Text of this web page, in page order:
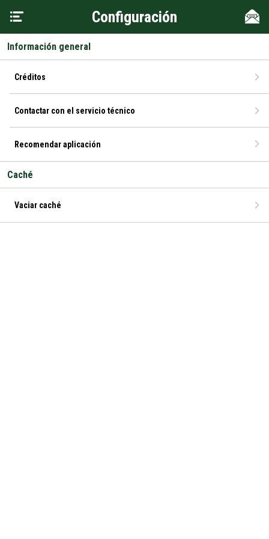
Configuración
Información general
Créditos
Contactar con el servicio técnico
Recomendar aplicación
Caché
Vaciar caché